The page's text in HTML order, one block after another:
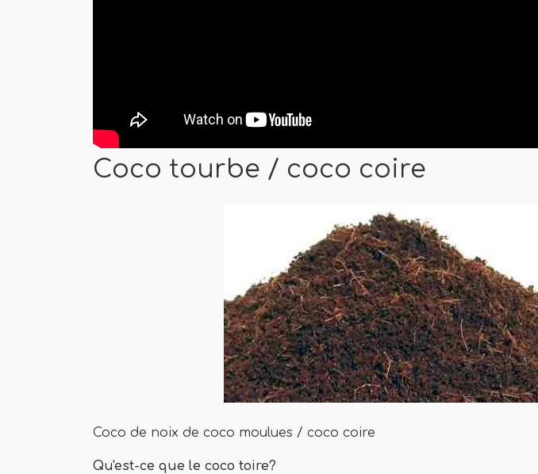
Coco tourbe / coco coire
Coco de noix de coco moulues / coco coire
Qu'est-ce que le coco toire?